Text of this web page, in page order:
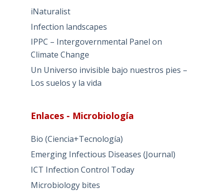
iNaturalist
Infection landscapes
IPPC – Intergovernmental Panel on
Climate Change
Un Universo invisible bajo nuestros pies –
Los suelos y la vida
Enlaces - Microbiología
Bio (Ciencia+Tecnología)
Emerging Infectious Diseases (Journal)
ICT Infection Control Today
Microbiology bites